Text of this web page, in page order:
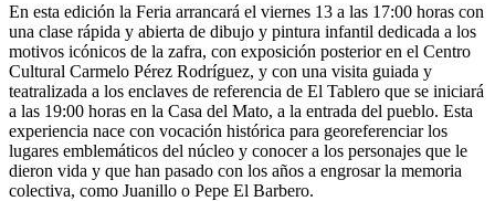
En esta edición la Feria arrancará el viernes 13 a las 17:00 horas con
una clase rápida y abierta de dibujo y pintura infantil dedicada a los
motivos icónicos de la zafra, con exposición posterior en el Centro
Cultural Carmelo Pérez Rodríguez, y con una visita guiada y
teatralizada a los enclaves de referencia de El Tablero que se iniciará
a las 19:00 horas en la Casa del Mato, a la entrada del pueblo. Esta
experiencia nace con vocación histórica para georeferenciar los
lugares emblemáticos del núcleo y conocer a los personajes que le
dieron vida y que han pasado con los años a engrosar la memoria
colectiva, como Juanillo o Pepe El Barbero.